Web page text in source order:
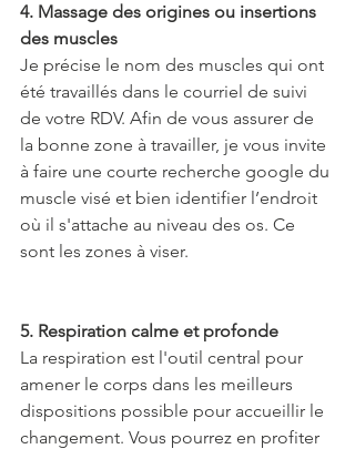
4. Massage des origines ou insertions
des muscles
Je précise le nom des muscles qui ont
été travaillés dans le courriel de suivi
de votre RDV. Afin de vous assurer de
la bonne zone à travailler, je vous invite
à faire une courte recherche google du
muscle visé et bien identifier l’endroit
où il s'attache au niveau des os. Ce
sont les zones à viser.
5. Respiration calme et profonde
La respiration est l'outil central pour
amener le corps dans les meilleurs
dispositions possible pour accueillir le
changement. Vous pourrez en profiter